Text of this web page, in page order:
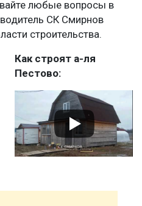
любые вопросы в
СК Смирнов
строительства.
Как строят а-ля
Пестово: